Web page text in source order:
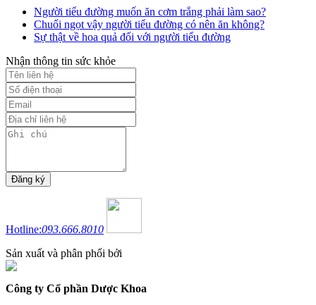
Người tiểu đường muốn ăn cơm trắng phải làm sao?
Chuối ngọt vậy người tiểu đường có nên ăn không?
Sự thật về hoa quả đối với người tiểu đường
Nhận thông tin sức khỏe
Hotline:093.666.8010
Sản xuất và phân phối bởi
Công ty Cổ phần Dược Khoa